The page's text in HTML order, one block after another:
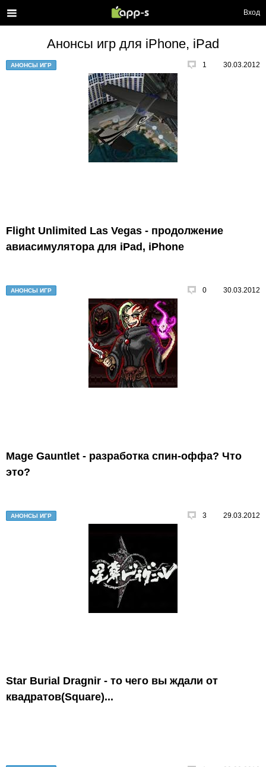
Вход
Анонсы игр для iPhone, iPad
АНОНСЫ ИГР 1 30.03.2012
Flight Unlimited Las Vegas - продолжение
авиасимулятора для iPad, iPhone
АНОНСЫ ИГР 0 30.03.2012
Mage Gauntlet - разработка спин-оффа? Что
это?
АНОНСЫ ИГР 3 29.03.2012
Star Burial Dragnir - то чего вы ждали от
квадратов(Square)...